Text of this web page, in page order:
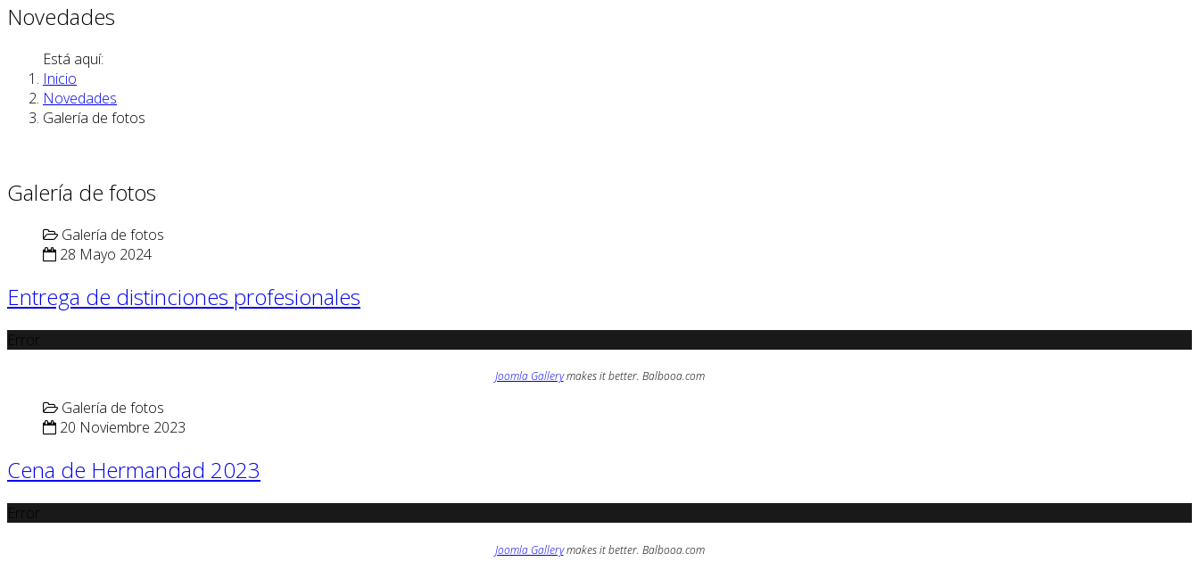
Novedades
Está aquí:
Inicio
Novedades
Galería de fotos
Galería de fotos
Galería de fotos
28 Mayo 2024
Entrega de distinciones profesionales
Joomla Gallerymakes it better. Balbooa.com
Galería de fotos
20 Noviembre 2023
Cena de Hermandad 2023
Joomla Gallerymakes it better. Balbooa.com